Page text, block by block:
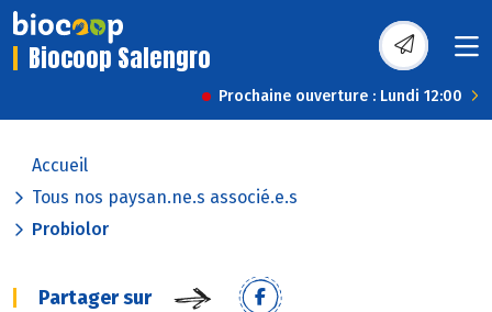
Biocoop Salengro
Prochaine ouverture : Lundi 12:00
Accueil
Tous nos paysan.ne.s associé.e.s
Probiolor
Partager sur